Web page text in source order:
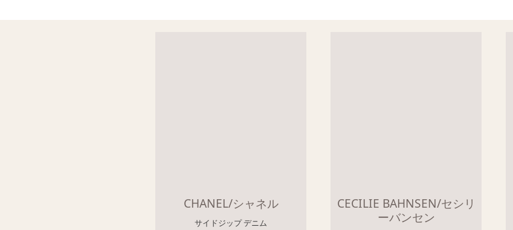
CHANEL/シャネル
サイドジップ デニム
CECILIE BAHNSEN/セシリ
ーバンセン